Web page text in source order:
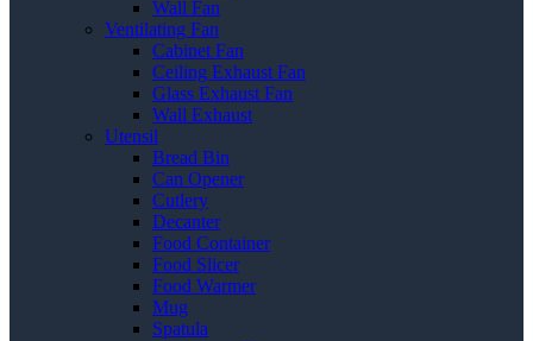
Wall Fan
Ventilating Fan
Cabinet Fan
Ceiling Exhaust Fan
Glass Exhaust Fan
Wall Exhaust
Utensil
Bread Bin
Can Opener
Cutlery
Decanter
Food Container
Food Slicer
Food Warmer
Mug
Spatula